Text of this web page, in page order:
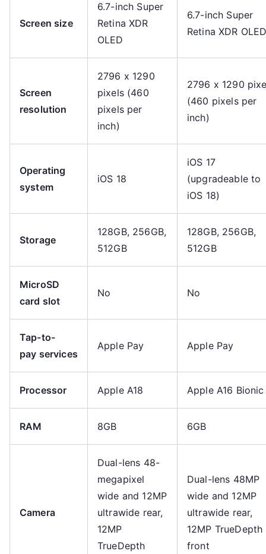
Screen size
6.7-inch Super
Retina XDR
OLED
6.7-inch Super
Retina XDR
Screen
resolution
2796 x 1290
pixels (460
pixels per
inch)
2796 x 1290
(460 pixels per
inch)
Operating
system
iOS 18
iOS 17
(upgradeable to
iOS 18)
Storage
128GB, 256GB,
512GB
128GB, 256GB,
512GB
MicroSD
card slot
No No
Tap-to-
pay services
Apple Pay Apple Pay
Processor Apple A18 Apple A16 Bionic
RAM 8GB 6GB
Camera
Dual-lens 48-
megapixel
wide and 12MP
ultrawide rear,
12MP
TrueDepth
Dual-lens 48MP
wide and 12MP
ultrawide rear,
12MP TrueDepth
front